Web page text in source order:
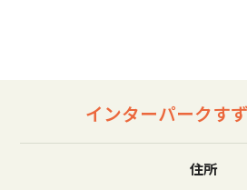
インターパークす
住所